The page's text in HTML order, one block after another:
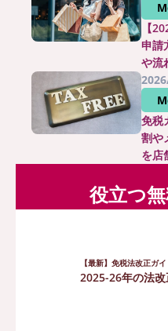
【
申請
や流
免税
割や
を店
役立つ
【最新】免税法改正ガイ
2025-26年の法